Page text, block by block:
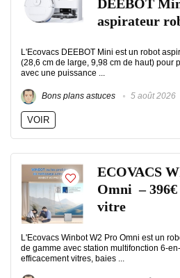
DEEBOT
aspirateur
L'Ecovacs DEEBOT Mini est un robot
(28,6 cm de large, 9,98 cm de haut) pour
avec une puissance ...
Bons plans astuces 5 août 2026
VOIR
ECOVACS
Omni –
vitre
L'Ecovacs Winbot W2 Pro Omni est un
de gamme avec station multifonction 6-
efficacement vitres, baies ...